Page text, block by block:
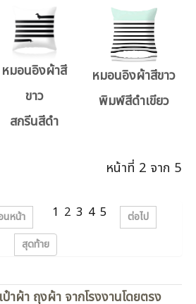
หมอนอิงผ้าสี
ขาว
สกรีนสีดำ
หมอนอิงผ้าสีขาว
พิมพ์สีดำเขียว
หน้าที่ 2 จาก 5
นหน้า 1 2 3 4 5
ต่อไป
สุดท้าย
าผ้า ถุงผ้า จากโรงงานโดยตรง